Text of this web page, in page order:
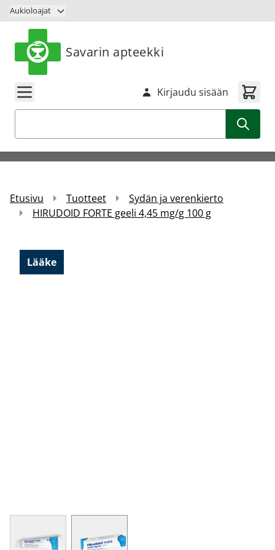
Siirry sisältöön
Aukioloajat
Savarin apteekki
Kirjaudu sisään
Etusivu Tuotteet
Sydän ja verenkierto
HIRUDOID FORTE geeli 4,45 mg/g 100 g
Lääke